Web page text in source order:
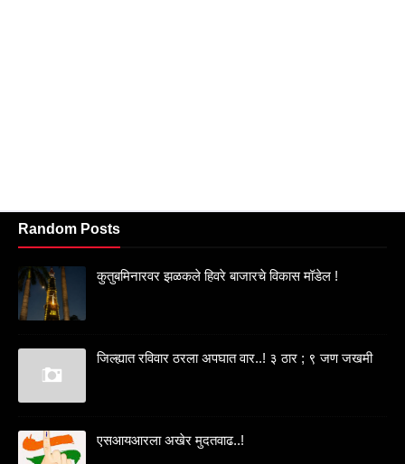
Random Posts
कुतुबमिनारवर झळकले हिवरे बाजारचे विकास मॉडेल !
जिल्ह्यात रविवार ठरला अपघात वार..! ३ ठार ; ९ जण जखमी
एसआयआरला अखेर मुदतवाढ..!